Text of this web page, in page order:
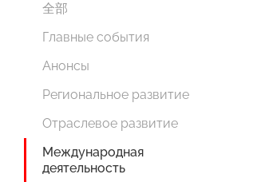
全部
Главные события
Анонсы
Региональное развитие
Отраслевое развитие
Международная
деятельность